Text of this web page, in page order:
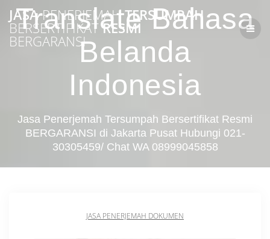
to
content
JASAPENERJEMAHTERSUMPAH
BERSERTIFIKATRESMI
BERGARANSI
Translate Bahasa
Belanda
Indonesia
Jasa Penerjemah Tersumpah Bersertifikat Resmi
BERGARANSI di Jakarta Pusat Hubungi 021-
30305459/ Chat WA 08999045858
JASA PENERJEMAH DOKUMEN